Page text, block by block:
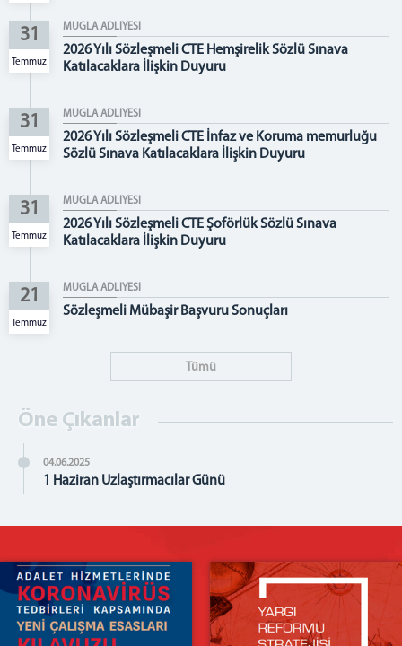
Köyceğiz Adliyesi
Marmaris Adliyesi
Yatağan Adliyesi
İLETİŞİM
31
Temmuz
MUĞLA ADLİYESİ
2026 Yılı Sözleşmeli CTE Hemşirelik Sözlü Sınava
Katılacaklara İlişkin Duyuru
31
Temmuz
MUĞLA ADLİYESİ
2026 Yılı Sözleşmeli CTE İnfaz ve Koruma memurluğu
Sözlü Sınava Katılacaklara İlişkin Duyuru
31
Temmuz
MUĞLA ADLİYESİ
2026 Yılı Sözleşmeli CTE Şoförlük Sözlü Sınava
Katılacaklara İlişkin Duyuru
21
Temmuz
MUĞLA ADLİYESİ
Sözleşmeli Mübaşir Başvuru Sonuçları
Tümü
Öne Çıkanlar
04.06.2025
1 Haziran Uzlaştırmacılar Günü